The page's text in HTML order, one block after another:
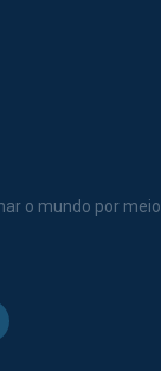
o mundo por meio
BR
Global BR
- Pacto Global
Pacto Global BR